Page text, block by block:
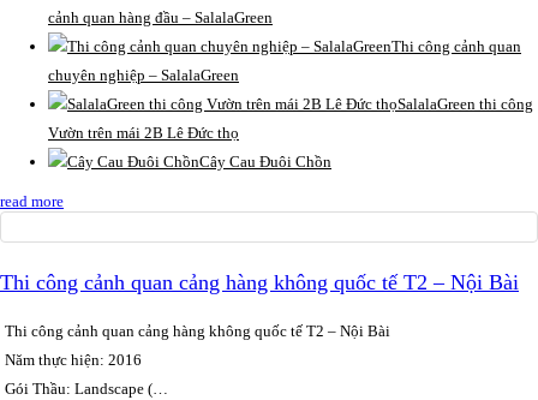
cảnh quan hàng đầu – SalalaGreen
Thi công cảnh quan
chuyên nghiệp – SalalaGreen
SalalaGreen thi công
Vườn trên mái 2B Lê Đức thọ
Cây Cau Đuôi Chồn
read more
Thi công cảnh quan cảng hàng không quốc tế T2 – Nội Bài
Thi công cảnh quan cảng hàng không quốc tế T2 – Nội Bài
Năm thực hiện: 2016
Gói Thầu: Landscape (…